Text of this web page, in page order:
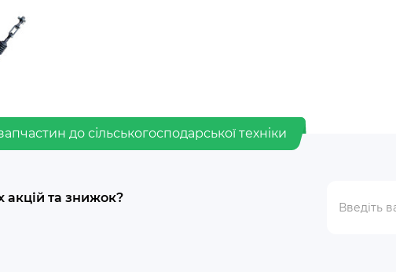
до сільськогосподарської техніки
акцій та знижок?